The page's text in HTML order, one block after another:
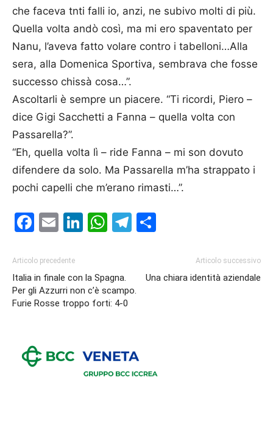
che faceva tnti falli io, anzi, ne subivo molti di più.
Quella volta andò così, ma mi ero spaventato per
Nanu, l’aveva fatto volare contro i tabelloni…Alla
sera, alla Domenica Sportiva, sembrava che fosse
successo chissà cosa…”.
Ascoltarli è sempre un piacere. “Ti ricordi, Piero –
dice Gigi Sacchetti a Fanna – quella volta con
Passarella?”.
“Eh, quella volta lì – ride Fanna – mi son dovuto
difendere da solo. Ma Passarella m’ha strappato i
pochi capelli che m’erano rimasti…”.
Facebook
EmailLinkedIn
WhatsApp
Telegram
Articolo precedente
Italia in finale con la Spagna.
Per gli Azzurri non c’è scampo.
Furie Rosse troppo forti: 4-0
Articolo successivo
Una chiara identità aziendale